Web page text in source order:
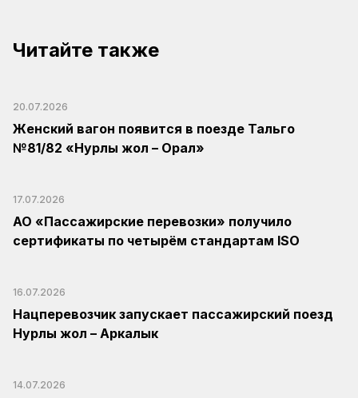
Читайте также
20.07.2026
Женский вагон появится в поезде Тальго
№81/82 «Нурлы жол – Орал»
17.07.2026
АО «Пассажирские перевозки» получило
сертификаты по четырём стандартам ISO
16.07.2026
Нацперевозчик запускает пассажирский поезд
Нурлы жол – Аркалык
14.07.2026